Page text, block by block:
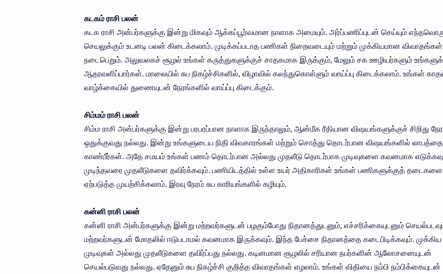
கடகம் ராசி பலன்
கடக ராசி அன்பர்களுக்கு இன்று மிகவும் ஆக்கப்பூர்வமான நாளாக அமையும். அர்ப்பணிப்புடன் செய்யும்
செயலுக்கும் உடனடி பலன் கிடைக்கலாம். முடிக்கப்படாத பணிகள் நிறைவடையும் மற்றும் முக்கியமான விவாதங்கள்
நடைபெறும். அலுவலகச் சூழல் உங்கள் கருத்துகளுக்குச் சாதகமாக இருக்கும், மேலும் சக ஊழியர்களும்
ஆதரவளிப்பார்கள். மாலையில் சுப நிகழ்ச்சிகளில், விழாவில் கலந்துகொள்ளும் வாய்ப்பு கிடைக்கலாம். உங்கள்
வாழ்க்கையில் துணையுடன் நேரங்களில் வாய்ப்பு கிடைக்கும்.
சிம்மம் ராசி பலன்
சிம்ம ராசி அன்பர்களுக்கு இன்று பரபரப்பான நாளாக இருந்தாலும், ஆன்மீக ரீதியான விஷயங்களுக்குச் சிறிது
ஒதுக்குவது நல்லது. இன்று உங்களுடைய நிதி விவகாரங்கள் மற்றும் சொத்து தொடர்பான விஷயங்களில் லாபத்தை
காண்பீர்கள். அதே சமயம் உங்கள் பணம் தொடர்பான அல்லது முதலீடு தொடர்பாக முடிவுகளை கவனமாக
முடிந்தவரை முதலீடுகளை தவிர்க்கவும். பணியிடத்தில் உள்ள உயர் அதிகாரிகள் உங்கள் பணிகளுக்குத் தடைகளை
ஏற்படுத்த முயற்சிக்கலாம். இரவு நேரம் சுப காரியங்களில் கழியும்.
கன்னி ராசி பலன்
கன்னி ராசி அன்பர்களுக்கு இன்று மற்றவர்களுடன் பழகும்போது நிதானத்துடனும், எச்சரிக்கையுடனும்
மற்றவர்களுடன் மோதலில் ஈடுபடாமல் கவனமாக இருக்கவும். இந்த பேச்சை நிதானத்தை கடைபிடிக்கவும். முக்கிய
முடிவுகள் அல்லது முதலீடுகளை தவிர்ப்பது நல்லது. கடினமான சூழலில் சரியான நபர்களின் ஆலோசனையுடன்
செயல்படுவது நல்லது. ஏதேனும் சுப நிகழ்ச்சி குறித்த விவாதங்கள் எழலாம். உங்கள் விதியை நம்பி நம்பிக்கையுடன்